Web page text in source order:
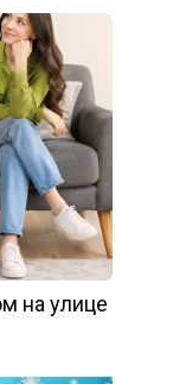
на улице